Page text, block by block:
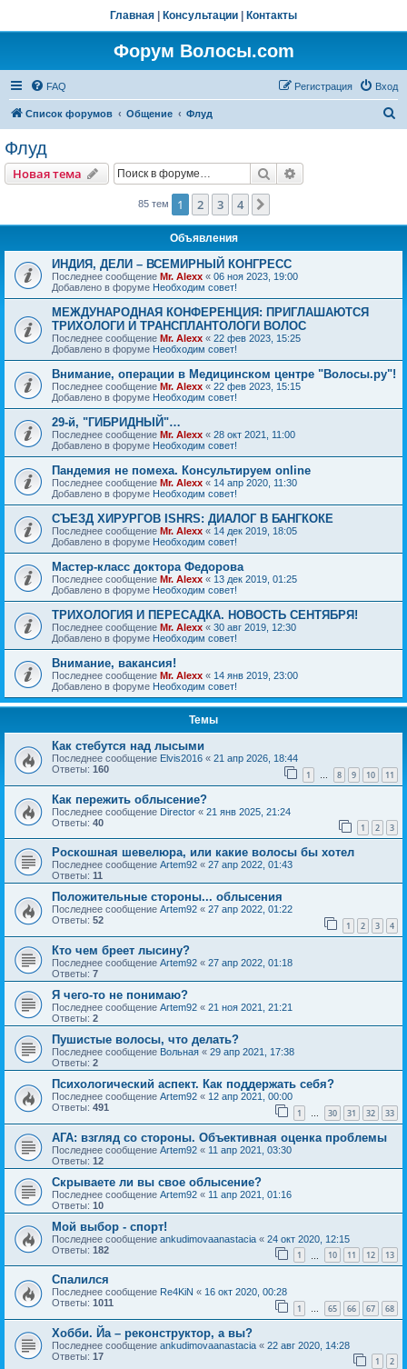
Главная Консультации Контакты
Форум Волосы.com
FAQ Вход
Регистрация
Список форумов Общение Флуд
Флуд
Новая тема Поиск
85 тем 1 2 3 4
Объявления
ИНДИЯ, ДЕЛИ – ВСЕМИРНЫЙ КОНГРЕСС
Последнее сообщение Mr. Alexx « 06 ноя 2023, 19:00
Добавлено в форуме Необходим совет!
МЕЖДУНАРОДНАЯ КОНФЕРЕНЦИЯ: ПРИГЛАШАЮТСЯ
ТРИХОЛОГИ И ТРАНСПЛАНТОЛОГИ ВОЛОС
Последнее сообщение Mr. Alexx « 22 фев 2023, 15:25
Добавлено в форуме Необходим совет!
Внимание, операции в Медицинском центре "Волосы.ру"!
Последнее сообщение Mr. Alexx « 22 фев 2023, 15:15
Добавлено в форуме Необходим совет!
29-й, "ГИБРИДНЫЙ"…
Последнее сообщение Mr. Alexx « 28 окт 2021, 11:00
Добавлено в форуме Необходим совет!
Пандемия не помеха. Консультируем online
Последнее сообщение Mr. Alexx « 14 апр 2020, 11:30
Добавлено в форуме Необходим совет!
СЪЕЗД ХИРУРГОВ ISHRS: ДИАЛОГ В БАНГКОКЕ
Последнее сообщение Mr. Alexx « 14 дек 2019, 18:05
Добавлено в форуме Необходим совет!
Мастер-класс доктора Федорова
Последнее сообщение Mr. Alexx « 13 дек 2019, 01:25
Добавлено в форуме Необходим совет!
ТРИХОЛОГИЯ И ПЕРЕСАДКА. НОВОСТЬ СЕНТЯБРЯ!
Последнее сообщение Mr. Alexx « 30 авг 2019, 12:30
Добавлено в форуме Необходим совет!
Внимание, вакансия!
Последнее сообщение Mr. Alexx « 14 янв 2019, 23:00
Добавлено в форуме Необходим совет!
Темы
Как стебутся над лысыми
Последнее сообщение Elvis2016 « 21 апр 2026, 18:44
Ответы: 160 1 … 8 9 10 11
Как пережить облысение?
Последнее сообщение Director « 21 янв 2025, 21:24
Ответы: 40 1 2 3
Роскошная шевелюра, или какие волосы бы хотел
Последнее сообщение Artem92 « 27 апр 2022, 01:43
Ответы: 11
Положительные стороны... облысения
Последнее сообщение Artem92 « 27 апр 2022, 01:22
Ответы: 52 1 2 3 4
Кто чем бреет лысину?
Последнее сообщение Artem92 « 27 апр 2022, 01:18
Ответы: 7
Я чего-то не понимаю?
Последнее сообщение Artem92 « 21 ноя 2021, 21:21
Ответы: 2
Пушистые волосы, что делать?
Последнее сообщение Вольная « 29 апр 2021, 17:38
Ответы: 2
Психологический аспект. Как поддержать себя?
Последнее сообщение Artem92 « 12 апр 2021, 00:00
Ответы: 491 1 … 30 31 32 33
АГА: взгляд со стороны. Объективная оценка проблемы
Последнее сообщение Artem92 « 11 апр 2021, 03:30
Ответы: 12
Скрываете ли вы свое облысение?
Последнее сообщение Artem92 « 11 апр 2021, 01:16
Ответы: 10
Мой выбор - спорт!
Последнее сообщение ankudimovaanastacia « 24 окт 2020, 12:15
Ответы: 182 1 10 11 12 13
Спалился
Последнее сообщение Re4KiN « 16 окт 2020, 00:28
Ответы: 1011 1 … 65 66 67 68
Хобби. Йа – реконструктор, а вы?
Последнее сообщение ankudimovaanastacia « 22 авг 2020, 14:28
Ответы: 17 1 2